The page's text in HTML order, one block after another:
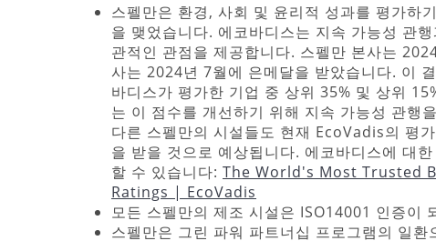
스펠만은 환경, 사회 및 윤리적 성과를 평가하
을 맺었습니다. 에코바디스는 지속 가능성 관
관적인 관점을 제공합니다. 스펠만 본사는
사는 2024년 7월에 은메달을 받았습니다. 이
바디스가 평가한 기업 중 상위 35% 및 상위
는 이 점수를 개선하기 위해 지속 가능성 관행
다른 스펠만의 시설들도 현재 EcoVadis의 평
을 받을 것으로 예상됩니다. 에코바디스에 대
할 수 있습니다: The World's Most Trusted
Ratings | EcoVadis
모든 스펠만의 제조 시설은 ISO14001 인증이
스펠만은 그린 파워 파트너십 프로그램의 일환